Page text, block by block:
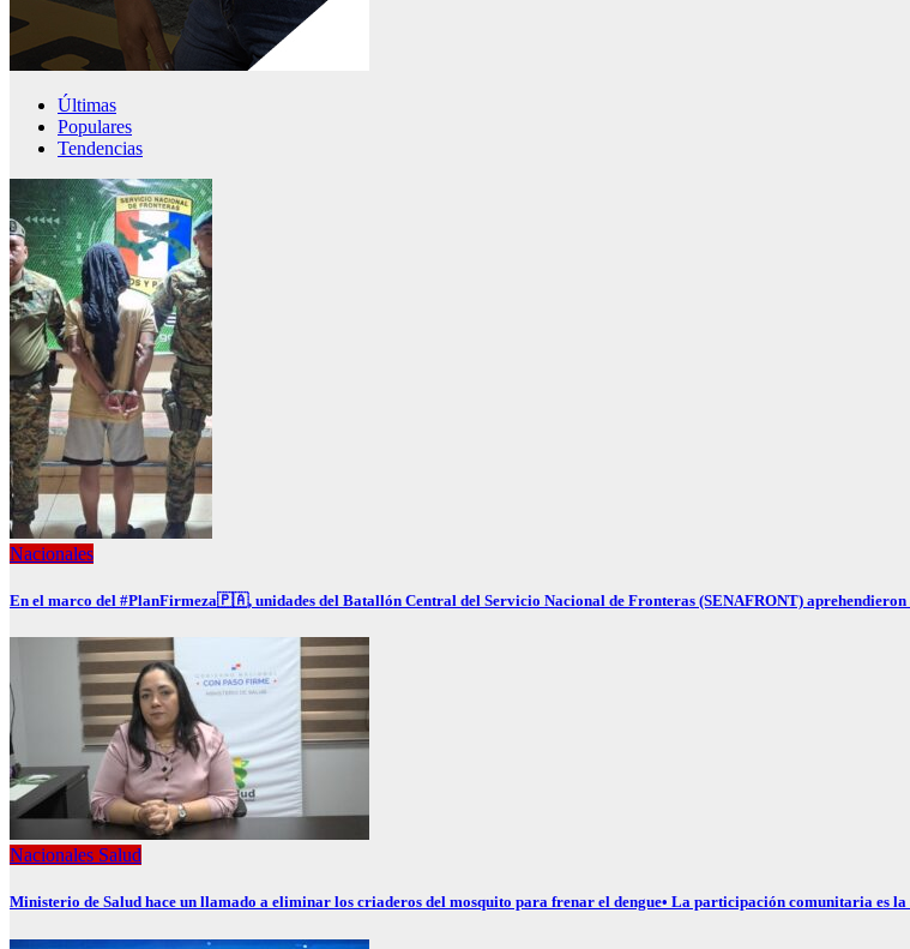
Últimas
Populares
Tendencias
Nacionales
En el marco del #PlanFirmeza🇵🇦, unidades del Batallón Central del Servicio Nacional de Fronteras (SENAFRONT) aprehendieron
Nacionales Salud
Ministerio de Salud hace un llamado a eliminar los criaderos del mosquito para frenar el dengue• La participación comunitaria es